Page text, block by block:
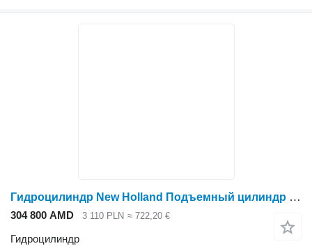
Гидроцилиндр New Holland Подъемный цилиндр T6010 T6070 87380800 для трактора колесного New Holland T6010 T6070
304 800 AMD 3 110 PLN ≈ 722,20 €
Гидроцилиндр